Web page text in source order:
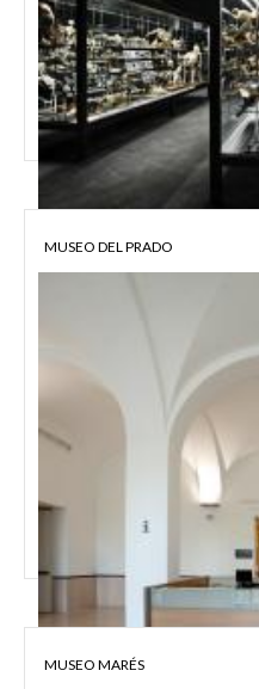
MUSEO DEL PRADO
MUSEO MARÉS